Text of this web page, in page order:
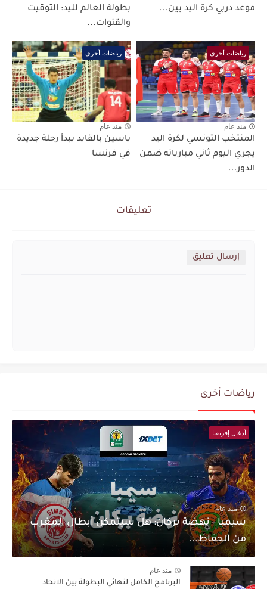
موعد دربي كرة اليد بين...
بطولة العالم لليد: التوقيت
والقنوات...
رياضات أخرى
منذ عام
المنتخب التونسي لكرة اليد
يجري اليوم ثاني مبارياته ضمن
الدور...
رياضات أخرى
منذ عام
ياسين بالقايد يبدأ رحلة جديدة
في فرنسا
تعليقات
إرسال تعليق
رياضات أخرى
أدغال إفريقيا
منذ عام
سيمبا - نهضة بركان: هل سيتمكن أبطال المغرب
من الحفاظ...
منذ عام
البرنامج الكامل لنهائي البطولة بين الاتحاد